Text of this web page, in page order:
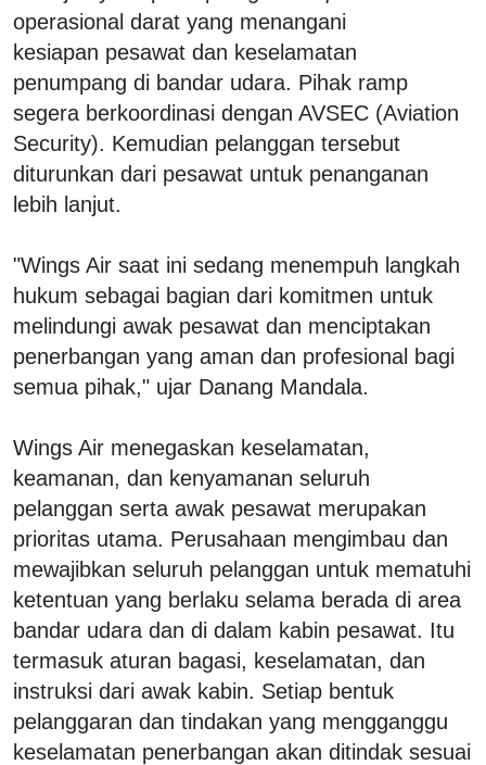
operasional darat yang menangani
kesiapan pesawat dan keselamatan
penumpang di bandar udara. Pihak ramp
segera berkoordinasi dengan AVSEC (Aviation
Security). Kemudian pelanggan tersebut
diturunkan dari pesawat untuk penanganan
lebih lanjut.
"Wings Air saat ini sedang menempuh langkah
hukum sebagai bagian dari komitmen untuk
melindungi awak pesawat dan menciptakan
penerbangan yang aman dan profesional bagi
semua pihak," ujar Danang Mandala.
Wings Air menegaskan keselamatan,
keamanan, dan kenyamanan seluruh
pelanggan serta awak pesawat merupakan
prioritas utama. Perusahaan mengimbau dan
mewajibkan seluruh pelanggan untuk mematuhi
ketentuan yang berlaku selama berada di area
bandar udara dan di dalam kabin pesawat. Itu
termasuk aturan bagasi, keselamatan, dan
instruksi dari awak kabin. Setiap bentuk
pelanggaran dan tindakan yang mengganggu
keselamatan penerbangan akan ditindak sesuai